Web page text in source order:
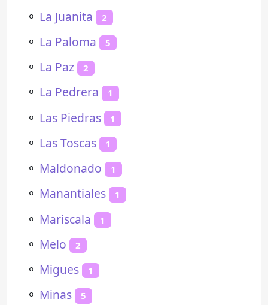
⚬ La Juanita 2
⚬ La Paloma 5
⚬ La Paz 2
⚬ La Pedrera 1
⚬ Las Piedras 1
⚬ Las Toscas 1
⚬ Maldonado 1
⚬ Manantiales 1
⚬ Mariscala 1
⚬ Melo 2
⚬ Migues 1
⚬ Minas 5